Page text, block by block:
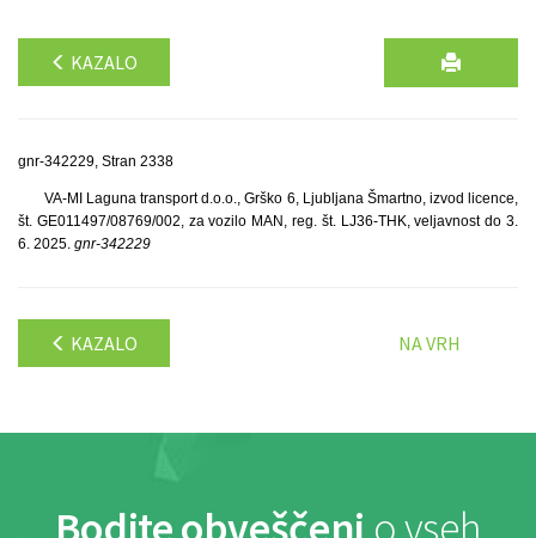
KAZALO
gnr-342229, Stran 2338
VA-MI Laguna transport d.o.o., Grško 6, Ljubljana Šmartno, izvod licence,
št. GE011497/08769/002, za vozilo MAN, reg. št. LJ36-THK, veljavnost do 3.
6. 2025. gnr-342229
KAZALO NA VRH